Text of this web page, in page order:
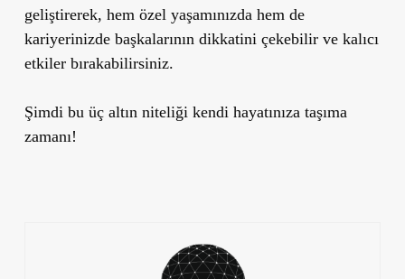
geliştirerek, hem özel yaşamınızda hem de
kariyerinizde başkalarının dikkatini çekebilir ve kalıcı
etkiler bırakabilirsiniz.
Şimdi bu üç altın niteliği kendi hayatınıza taşıma
zamanı!